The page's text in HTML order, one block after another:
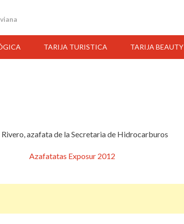
TARIJA TURISTICA TARIJA BEAUTY
azafata de la Secretaria de Hidrocarburos
Azafatatas Exposur 2012